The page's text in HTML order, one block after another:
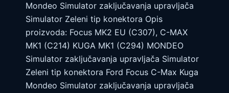
Mondeo Simulator zaključavanja upravljača
Simulator Zeleni tip konektora Opis
proizvoda: Focus MK2 EU (C307), C-MAX
MK1 (C214) KUGA MK1 (C294) MONDEO
Simulator zaključavanja upravljača Simulator
Zeleni tip konektora Ford Focus C-Max Kuga
Mondeo Simulator zaključavanja upravljača